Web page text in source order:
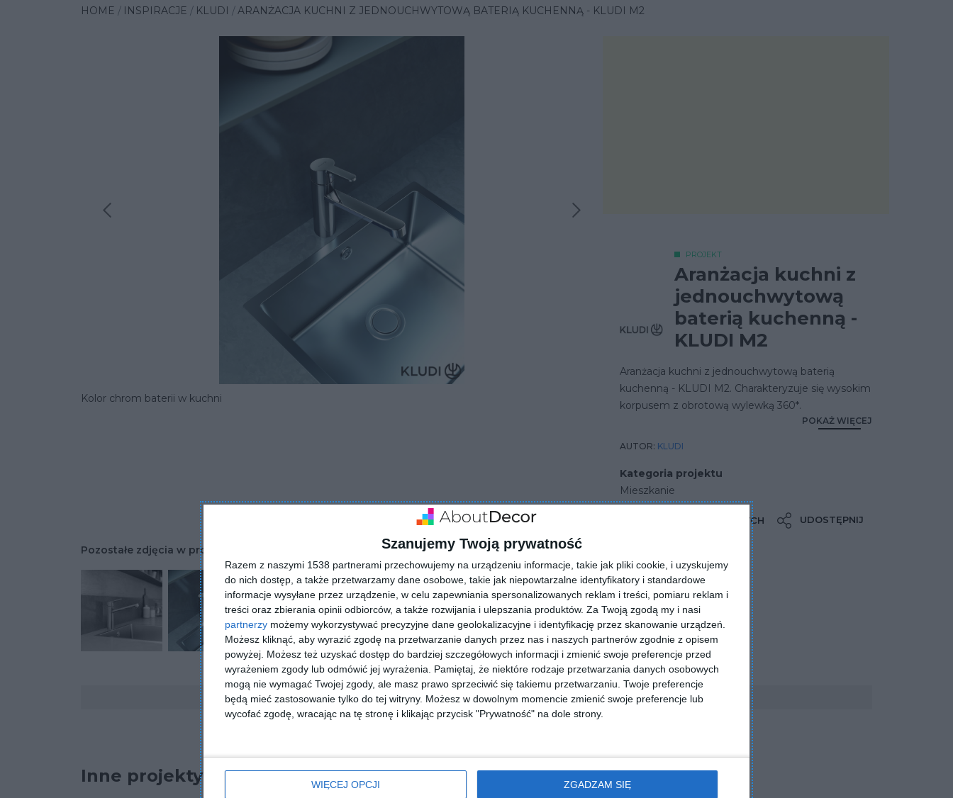
Szanujemy Twoją prywatność
Razem z naszymi 1538 partnerami przechowujemy na urządzeniu informacje, takie jak pliki cookie, i uzyskujemy
do nich dostęp, a także przetwarzamy dane osobowe, takie jak niepowtarzalne identyfikatory i standardowe
informacje wysyłane przez urządzenie, w celu zapewniania spersonalizowanych reklam i treści, pomiaru reklam i
treści oraz zbierania opinii odbiorców, a także rozwijania i ulepszania produktów. Za Twoją zgodą my i nasi
partnerzy możemy wykorzystywać precyzyjne dane geolokalizacyjne i identyfikację przez skanowanie urządzeń.
Możesz kliknąć, aby wyrazić zgodę na przetwarzanie danych przez nas i naszych partnerów zgodnie z opisem
powyżej. Możesz też uzyskać dostęp do bardziej szczegółowych informacji i zmienić swoje preferencje przed
wyrażeniem zgody lub odmówić jej wyrażenia.
Pamiętaj, że niektóre rodzaje przetwarzania danych osobowych
mogą nie wymagać Twojej zgody, ale masz prawo sprzeciwić się takiemu przetwarzaniu. Twoje preferencje
będą mieć zastosowanie tylko do tej witryny. Możesz w dowolnym momencie zmienić swoje preferencje lub
wycofać zgodę, wracając na tę stronę i klikając przycisk "Prywatność" na dole strony.
WIĘCEJ OPCJI ZGADZAM SIĘ
HOME INSPIRACJE KLUDI ARANŻACJA KUCHNI Z JEDNOUCHWYTOWĄ BATERIĄ KUCHENNĄ - KLUDI M2
Poprzednia inspiracjaNastępna inspiracja
Kolor chrom baterii w kuchni
PROJEKT
Aranżacja kuchni z
jednouchwytową
baterią kuchenną -
KLUDI M2
Aranżacja kuchni z jednouchwytową baterią
kuchenną - KLUDI M2. Charakteryzuje się wysokim
korpusem z obrotową wylewką 360*.
POKAŻ WIĘCEJ
AUTOR: KLUDI
Kategoria projektu
Mieszkanie
DODAJ DO ULUBIONYCH UDOSTĘPNIJ
Pozostałe zdjęcia w projekcie: Aranżacja kuchni z jednouchwytową baterią kuchenną - KLUDI M2
ZADAJ PYTANIE
Inne projekty